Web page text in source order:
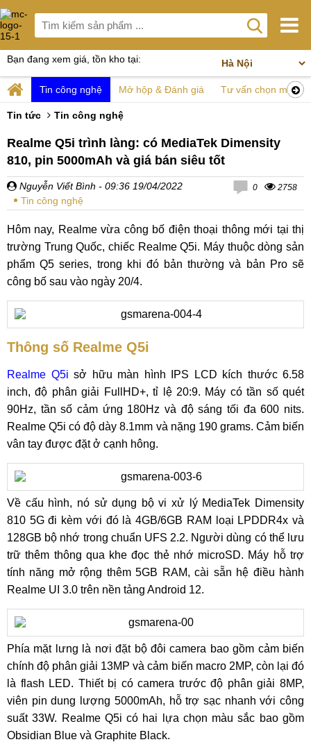
Bạn đang xem giá, tồn kho tại:
Tin công nghệ Mở hộp & Đánh giá Tư vấn chọn mua
Tin tức Tin công nghệ
Realme Q5i trình làng: có MediaTek Dimensity
810, pin 5000mAh và giá bán siêu tốt
Nguyễn Viết Bình - 09:36 19/04/2022
Tin công nghệ
0 2758
Hôm nay, Realme vừa công bố điện thoại thông mới tại thị
trường Trung Quốc, chiếc Realme Q5i. Máy thuộc dòng sản
phẩm Q5 series, trong khi đó bản thường và bản Pro sẽ
công bố sau vào ngày 20/4.
Thông số Realme Q5i
Realme Q5i sở hữu màn hình IPS LCD kích thước 6.58
inch, độ phân giải FullHD+, tỉ lệ 20:9. Máy có tần số quét
90Hz, tần số cảm ứng 180Hz và độ sáng tối đa 600 nits.
Realme Q5i có độ dày 8.1mm và nặng 190 grams. Cảm biến
vân tay được đặt ở cạnh hông.
Về cấu hình, nó sử dụng bộ vi xử lý MediaTek Dimensity
810 5G đi kèm với đó là 4GB/6GB RAM loại LPDDR4x và
128GB bộ nhớ trong chuẩn UFS 2.2. Người dùng có thể lưu
trữ thêm thông qua khe đọc thẻ nhớ microSD. Máy hỗ trợ
tính năng mở rộng thêm 5GB RAM, cài sẵn hệ điều hành
Realme UI 3.0 trên nền tảng Android 12.
Phía mặt lưng là nơi đặt bộ đôi camera bao gồm cảm biến
chính độ phân giải 13MP và cảm biến macro 2MP, còn lại đó
là flash LED. Thiết bị có camera trước độ phân giải 8MP,
viên pin dung lượng 5000mAh, hỗ trợ sạc nhanh với công
suất 33W. Realme Q5i có hai lựa chọn màu sắc bao gồm
Obsidian Blue và Graphite Black.